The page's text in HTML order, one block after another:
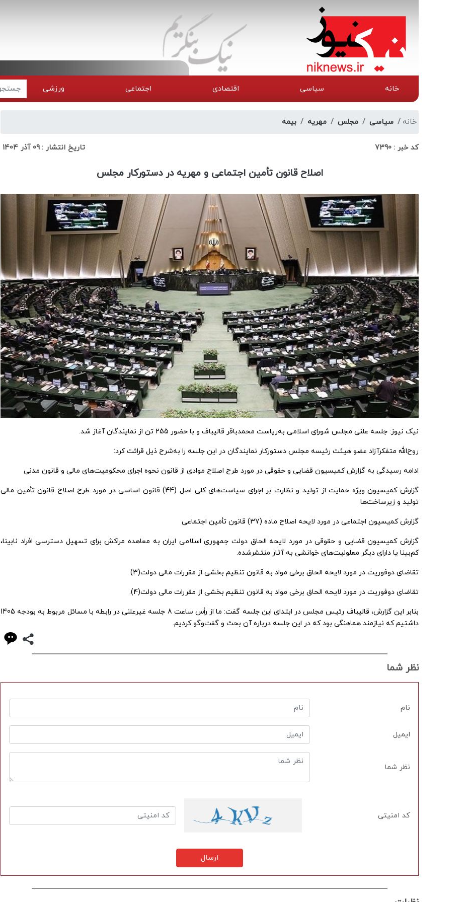
خانه سیاسی اقتصادی اجتماعی ورزشی
خانه سیاسی مجلس مهریه بیمه
کد خبر : 7390 تاریخ انتشار : 09 آذر 1404
اصلاح قانون تأمین اجتماعی و مهریه در دستورکار مجلس
نیک نیوز: جلسه علنی مجلس شورای اسلامی به‌ریاست محمدباقر قالیباف و با حضور 255 تن از نمایندگان آغاز شد.
روح‌الله متفکرآزاد عضو هیئت رئیسه مجلس دستورکار نمایندگان در این جلسه را به‌شرح ذیل قرائت کرد:
ادامه رسیدگی به گزارش کمیسیون قضایی و حقوقی در مورد طرح اصلاح موادی از قانون نحوه اجرای محکومیت‌های مالی و قانون مدنی
گزارش کمیسیون ویژه حمایت از تولید و نظارت بر اجرای سیاست‌های کلی اصل (44) قانون اساسی در مورد طرح اصلاح قانون تأمین مالی
تولید و زیرساخت‌ها
گزارش کمیسیون اجتماعی در مورد لایحه اصلاح ماده (37) قانون تأمین اجتماعی
گزارش کمیسیون قضایی و حقوقی در مورد لایحه الحاق دولت جمهوری اسلامی ایران به معاهده مراکش برای تسهیل دسترسی افراد نابینا،
کم‌بینا یا دارای دیگر معلولیت‌های خوانشی به آثار منتشرشده.
تقاضای دوفوریت در مورد لایحه الحاق برخی مواد به قانون تنظیم بخشی از مقررات مالی دولت(3)
تقاضای دوفوریت در مورد لایحه الحاق برخی مواد به قانون تنظیم بخشی از مقررات مالی دولت(4).
بنابر این گزارش، قالیباف رئیس مجلس در ابتدای این جلسه گفت: ما از رأس ساعت 8 جلسه غیرعلنی در رابطه با مسائل مربوط به بودجه 1405
داشتیم که نیازمند هماهنگی بود که در این جلسه درباره آن بحث و گفت‌وگو کردیم.
نظر شما
نام
ایمیل
نظر شما
کد امنیتی
ارسال
ماجرای قلعه‌های متعدد در جنوب ایران چیست؟ پیام تیم ایران